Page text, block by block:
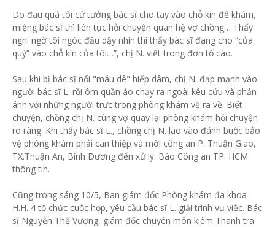
Do đau quá tôi cứ tưởng bác sĩ cho tay vào chỗ kín để khám,
miệng bác sĩ thì liên tục hỏi chuyện quan hệ vợ chồng… Thấy
nghi ngờ tôi ngóc đầu dậy nhìn thì thấy bác sĩ đang cho “của
quý” vào chỗ kín của tôi…”, chị N. viết trong đơn tố cáo.
Sau khi bị bác sĩ nổi "máu dê" hiếp dâm, chị N. đạp mạnh vào
người bác sĩ L. rồi ôm quần áo chạy ra ngoài kêu cứu và phản
ánh với những người trực trong phòng khám về ra về. Biết
chuyện, chồng chị N. cùng vợ quay lại phòng khám hỏi chuyện
rõ ràng. Khi thấy bác sĩ L., chồng chị N. lao vào đánh buộc bảo
vệ phòng khám phải can thiệp và mời công an P. Thuận Giao,
TX.Thuận An, Bình Dương đến xử lý. Báo Công an TP. HCM
thông tin.
Cũng trong sáng 10/5, Ban giám đốc Phòng khám đa khoa
H.H. 4 tổ chức cuộc họp, yêu cầu bác sĩ L. giải trình vụ việc. Bác
sĩ Nguyễn Thế Vượng, giám đốc chuyên môn kiêm Thanh tra